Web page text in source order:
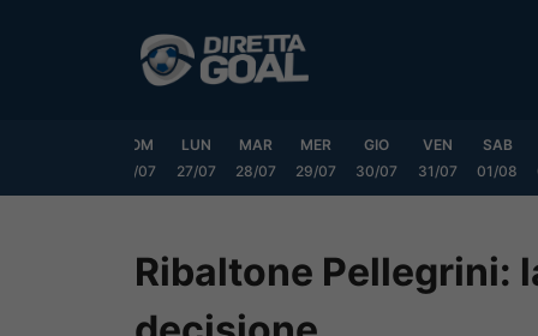
DOM
26/07
LUN
27/07
MAR
28/07
MER
29/07
GIO
30/07
VEN
31/07
SAB
01/08
Ribaltone Pellegrini: